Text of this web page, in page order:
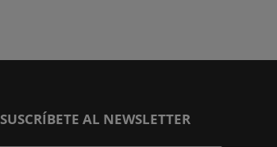
SUSCRÍBETE AL NEWSLETTER